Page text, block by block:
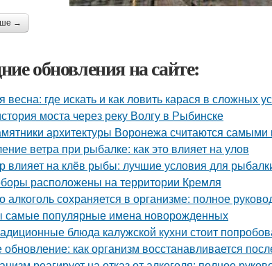
→
обновления на сайте:
весна: где искать и как ловить карася в сложных
моста через реку Волгу в Рыбинске
архитектуры Воронежа считаются
ветра при рыбалке: как это влияет на улов
влияет на клёв рыбы: лучшие условия для
расположены на территории Кремля
алкоголь сохраняется в организме: полное
самые популярные имена новорожденных
блюда калужской кухни стоит
как организм восстанавливается